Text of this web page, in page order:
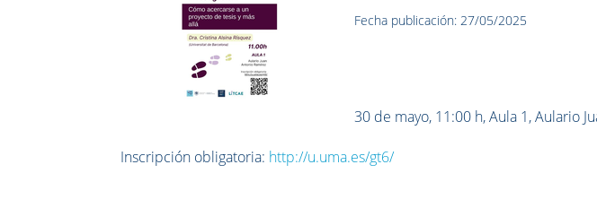
Fecha publicación: 27/05/2025
30 de mayo, 11:00 h, Aula 1, Aulario
Inscripción obligatoria: http://u.uma.es/gt6/